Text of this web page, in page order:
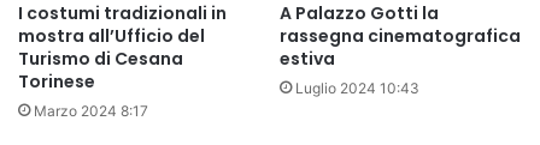
I costumi tradizionali in
mostra all’Ufficio del
Turismo di Cesana
Torinese
Marzo 2024 8:17
A Palazzo Gotti la
rassegna cinematografica
estiva
Luglio 2024 10:43